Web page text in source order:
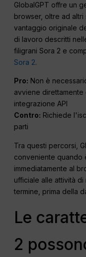
GlobalGPT offre un
browser, oltre ad altri
vantaggio originale
di lavoro descritti
filigrani Sora 2 e
Sora 2.
Pro: Non è
avviene
integrazione API
Contro: Richiede
parti
Tra questi percorsi,
conveniente quando
immediatamente al
ufficiale alle attività
termine, prima della
Le
2